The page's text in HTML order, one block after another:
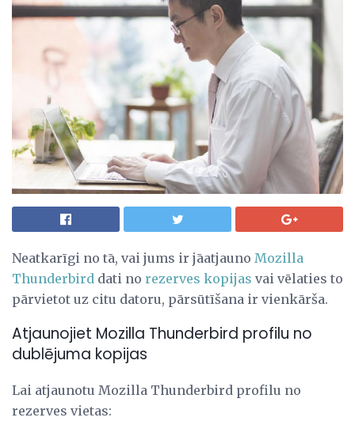
Neatkarīgi no tā, vai jums ir jāatjauno Mozilla
Thunderbird dati no rezerves kopijas vai vēlaties to
pārvietot uz citu datoru, pārsūtīšana ir vienkārša.
Atjaunojiet Mozilla Thunderbird profilu no
dublējuma kopijas
Lai atjaunotu Mozilla Thunderbird profilu no
rezerves vietas: